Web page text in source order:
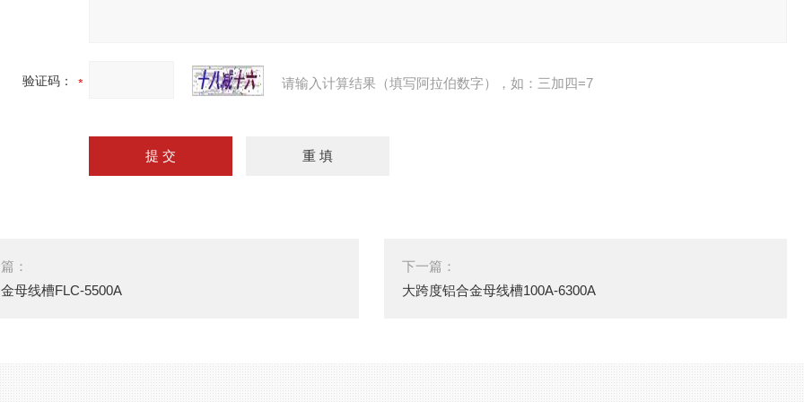
验证码： 请输入计算结果（填写阿拉伯数字），如：三加四=7
：
母线槽FLC-5500A
下一篇：
大跨度铝合金母线槽100A-6300A